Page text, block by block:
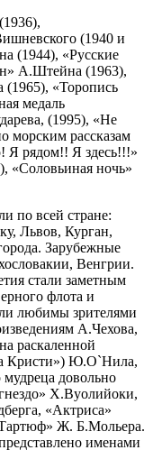
(1940 и
(1944), «Русские
А.Штейна (1963),
«Торопись
медаль
(1995), «Не
морским рассказам
Я рядом!! Я здесь!!!»
«Соловьиная ночь»
по всей стране:
Львов, Курган,
Зарубежные
Венгрии.
стали заметным
флота и
любимы зрителями
А.Чехова,
раскаленной
Кристи») Ю.О`Нила,
довольно
Х.Вуолийоки,
«Актриса»
Ж. Б.Мольера.
именами